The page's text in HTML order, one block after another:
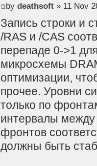
by deathsoft» 11 Nov
Запись строки и
/RAS и /CAS
перепаде 0->1
микросхемы
оптимизации,
прочее. Уровни
только по
интервалы
фронтов
должны быть